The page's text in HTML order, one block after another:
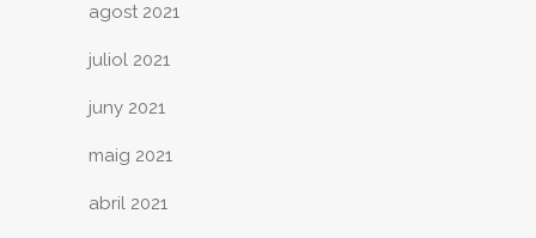
agost 2021
juliol 2021
juny 2021
maig 2021
abril 2021